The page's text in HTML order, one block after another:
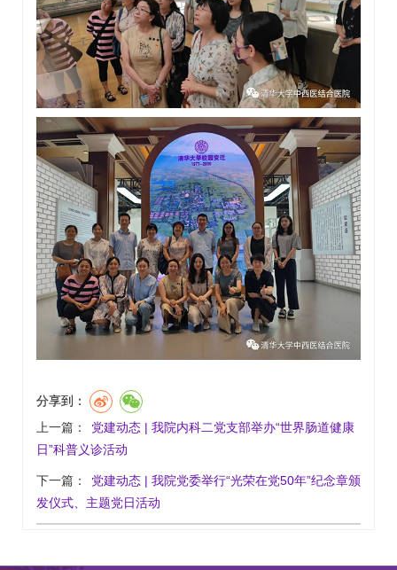
分享到：
上一篇：
党建动态 | 我院内科二党支部举办“世界肠道健康
日”科普义诊活动
下一篇：
党建动态 | 我院党委举行“光荣在党50年”纪念章颁
发仪式、主题党日活动